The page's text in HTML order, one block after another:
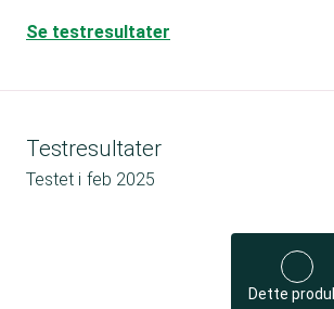
Se testresultater
Testresultater
Testet i feb 2025
Dette